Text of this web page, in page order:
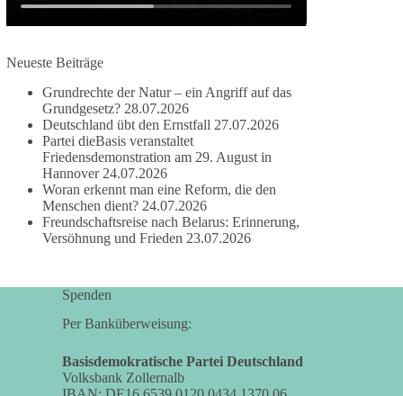
damit noch mehr Menschen mitbekommen, wofür
wir stehen und warum es sich lohnt, dieBasis zu
Mehr Infos:https://diebasis-st.de/wahlprogramm/
#dieBasis #Landtagswahl #SachsenAnhalt
#DeineStimmezählt #jetztunterstützen
58 6 14 Auf Facebook ansehen
DieBasis
2 Tage(n) zuvor
🔎 Über 100-mal keine Antwort.
Anthony Fauci, Immunologe und Berater des
Anhörung des US-Senats auf mehr als 100
Fragen die Aussage verweigert. Die juristische
Neueste Beiträge
Grundrechte der Natur – ein Angriff auf das
Grundgesetz? 28.07.2026
Deutschland übt den Ernstfall 27.07.2026
Partei dieBasis veranstaltet
Friedensdemonstration am 29. August in
Hannover 24.07.2026
Woran erkennt man eine Reform, die den
Menschen dient? 24.07.2026
Freundschaftsreise nach Belarus: Erinnerung,
Versöhnung und Frieden 23.07.2026
Spenden
Per Banküberweisung:
Basisdemokratische Partei Deutschland
Volksbank Zollernalb